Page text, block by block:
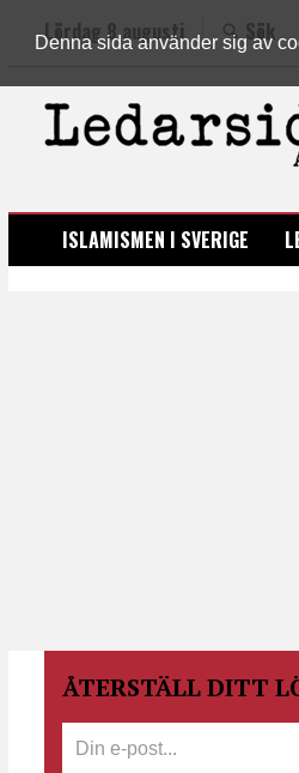
Denna sida använder sig av
Lördag 8 augusti Sök
LEDARSIDORNA.SE
ISLAMISMEN I SVERIGE
ÅTERSTÄLL DITT